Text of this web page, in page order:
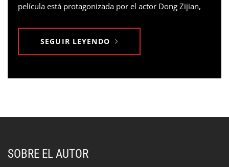
película está protagonizada por el actor Dong Zijian,
SEGUIR LEYENDO
SOBRE EL AUTOR